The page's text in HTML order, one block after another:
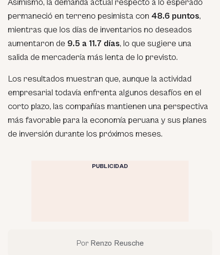
Asimismo, la demanda actual respecto a lo esperado
permaneció en terreno pesimista con 48.6 puntos,
mientras que los días de inventarios no deseados
aumentaron de 9.5 a 11.7 días, lo que sugiere una
salida de mercadería más lenta de lo previsto.
Los resultados muestran que, aunque la actividad
empresarial todavía enfrenta algunos desafíos en el
corto plazo, las compañías mantienen una perspectiva
más favorable para la economía peruana y sus planes
de inversión durante los próximos meses.
PUBLICIDAD
Por Renzo Reusche